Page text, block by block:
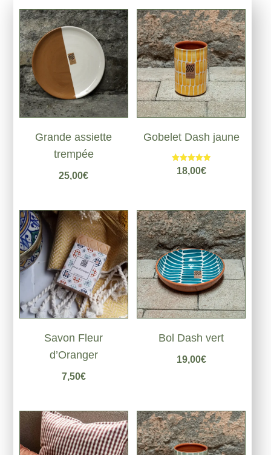
Grande assiette
trempée
25,00€
Gobelet Dash jaune
Note
5.00
18,00€
Savon Fleur
d’Oranger
7,50€
Bol Dash vert
19,00€